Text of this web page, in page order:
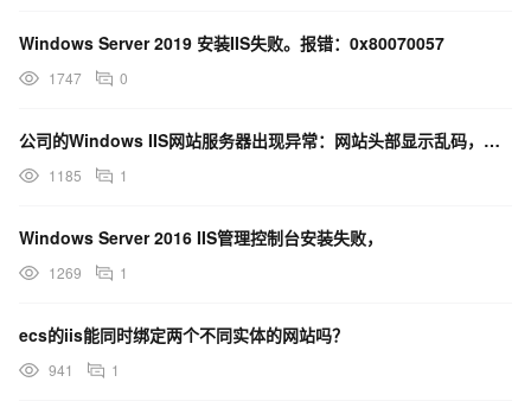
Windows Server 2019 安装IIS失败。报错：0x80070057
1747 0
公司的Windows IIS网站服务器出现异常：网站头部显示乱码，是什么原因呢？
1185 1
Windows Server 2016 IIS管理控制台安装失败，
1269 1
ecs的iis能同时绑定两个不同实体的网站吗？
941 1